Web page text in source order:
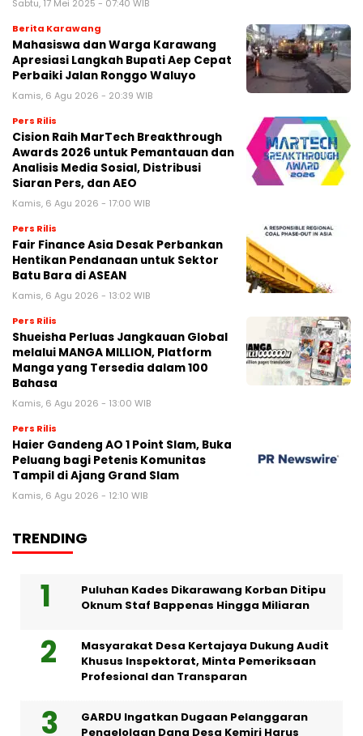
Sabtu, 17 Mei 2025 - 07:40 WIB
Berita Karawang
Mahasiswa dan Warga Karawang
Apresiasi Langkah Bupati Aep Cepat
Perbaiki Jalan Ronggo Waluyo
Kamis, 6 Agu 2026 - 20:39 WIB
Pers Rilis
Cision Raih MarTech Breakthrough
Awards 2026 untuk Pemantauan dan
Analisis Media Sosial, Distribusi
Siaran Pers, dan AEO
Kamis, 6 Agu 2026 - 17:00 WIB
Pers Rilis
Fair Finance Asia Desak Perbankan
Hentikan Pendanaan untuk Sektor
Batu Bara di ASEAN
Kamis, 6 Agu 2026 - 13:02 WIB
Pers Rilis
Shueisha Perluas Jangkauan Global
melalui MANGA MILLION, Platform
Manga yang Tersedia dalam 100
Bahasa
Kamis, 6 Agu 2026 - 13:00 WIB
Pers Rilis
Haier Gandeng AO 1 Point Slam, Buka
Peluang bagi Petenis Komunitas
Tampil di Ajang Grand Slam
Kamis, 6 Agu 2026 - 12:10 WIB
TRENDING
Puluhan Kades Dikarawang Korban Ditipu
Oknum Staf Bappenas Hingga Miliaran
Masyarakat Desa Kertajaya Dukung Audit
Khusus Inspektorat, Minta Pemeriksaan
Profesional dan Transparan
GARDU Ingatkan Dugaan Pelanggaran
Pengelolaan Dana Desa Kemiri Harus